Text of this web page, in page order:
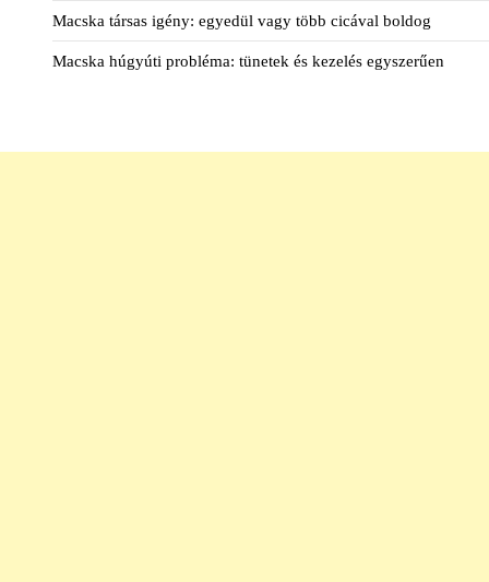
Macska társas igény: egyedül vagy több cicával boldog
Macska húgyúti probléma: tünetek és kezelés egyszerűen